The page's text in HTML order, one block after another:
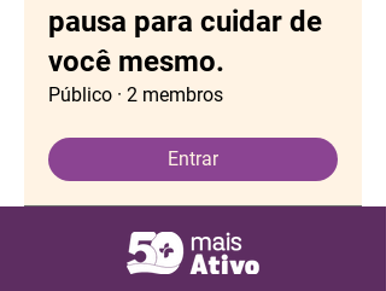
pausa para cuidar de
você mesmo.
Público · 2 membros
Entrar